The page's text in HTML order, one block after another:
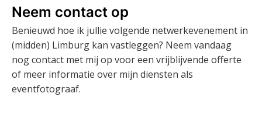
Neem contact op
Benieuwd hoe ik jullie volgende netwerkevenement in
(midden) Limburg kan vastleggen? Neem vandaag
nog contact met mij op voor een vrijblijvende offerte
of meer informatie over mijn diensten als
eventfotograaf.